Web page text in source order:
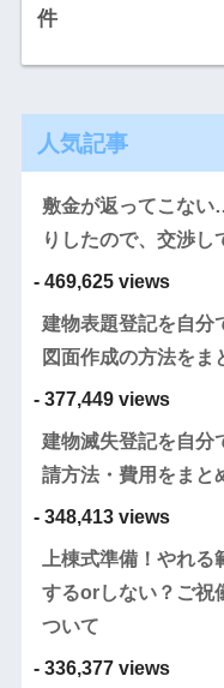
件
人気記事
敷金が返ってこない
りしたので、交渉し
- 469,625 views
建物表題登記を自分
図面作成の方法をま
- 377,449 views
建物滅失登記を自分
請方法・費用をまと
- 348,413 views
上棟式準備！やれ
するorしない？ご祝
ついて
- 336,377 views